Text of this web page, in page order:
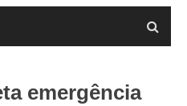
emergência